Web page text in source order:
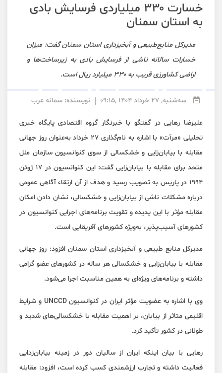
خسارت ۳۳۰ میلیاردی فرسایش بادی
به استان سمنان
مدیرکل منابع‌طبیعی و آبخیزداری استان سمنان گفت: میزان
خسارات سالانه ناشی از فرسایش بادی به زیرساخت‌ها و
اراضی کشاورزی قریب به ۳۳۰ میلیارد ریال است.
سه‌شنبه, 27 خرداد 1404 ,09:15 نویسنده: سمانه عرب
علیرضا رهایی در گفتگو با خبرنگار گروه اقتصادی پایگاه خبری
تحلیلی «مرآت» با اشاره به نام‌گذاری ۲۷ خرداد به‌عنوان روز جهانی
مقابله با بیابان‌زایی و خشکسالی از سوی کنوانسیون سازمان ملل
متحد برای مقابله با بیابان‌زایی گفت: این کنوانسیون در ۱۷ ژوئن
۱۹۹۴ در پاریس به تصویب رسید و هدف از آن ارتقاء آگاهی عمومی
درباره مشکلات ناشی از بیابان‌زایی و خشکسالی، نشان دادن امکان
مقابله مؤثر با این پدیده و تقویت برنامه‌های اجرایی کنوانسیون در
کشورهای آسیب‌پذیر، به‌ویژه کشورهای آفریقایی است.
مدیرکل منابع طبیعی و آبخیزداری استان سمنان افزود: روز جهانی
مقابله با بیابان‌زایی و خشکسالی هر ساله در کشورهای عضو گرامی
داشته و برنامه‌های ویژه‌ای به همین مناسبت اجرا می‌شود.
وی با اشاره به عضویت مؤثر ایران در کنوانسیون UNCCD و شرایط
اقلیمی متاثر از بیابان، بر اهمیت مقابله با خشکسالی‌های شدید و
طولانی در کشور تأکید کرد.
رهایی با بیان اینکه ایران از سالیان دور در زمینه بیابان‌زدایی
فعالیت داشته و تجارب ارزشمندی کسب کرده است، افزود: مقابله